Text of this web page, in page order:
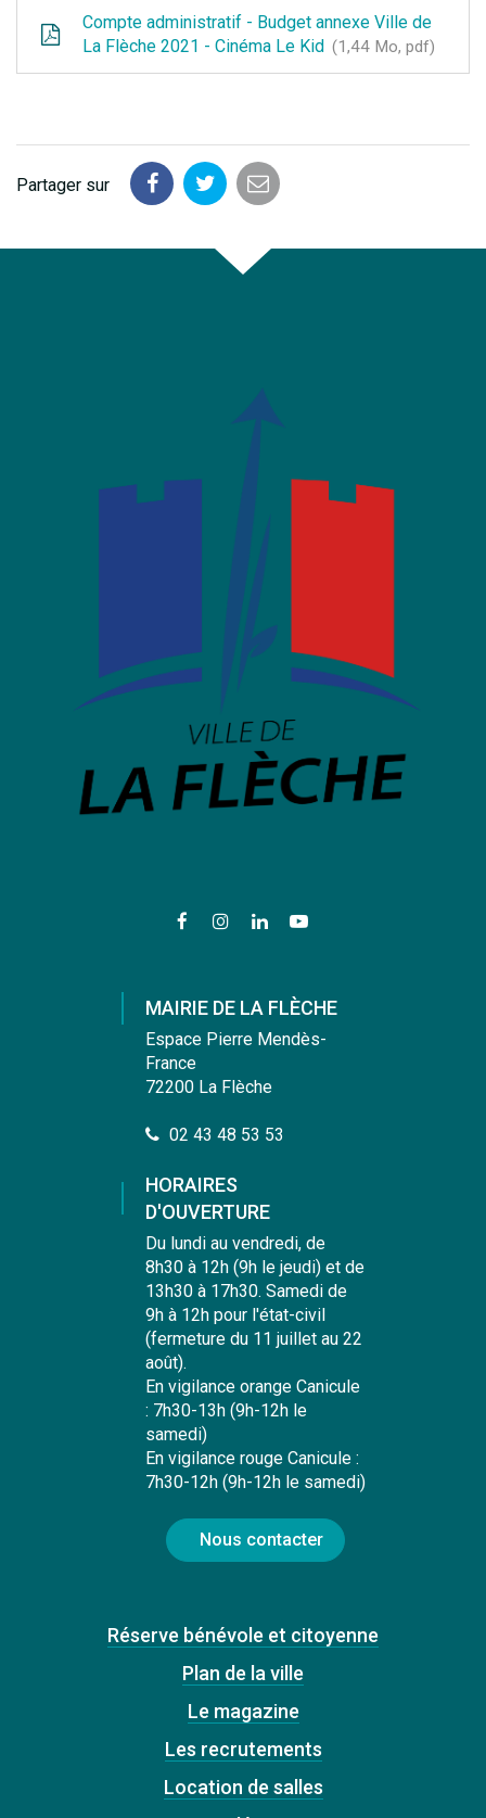
Compte administratif - Budget annexe Ville de
La Flèche 2021 - Cinéma Le Kid
1,44 Mo, pdf
Partager sur
Partager
Facebook
Partager
Twitter
Partager
email
Lien
compte
Lien
compte
Lien
compte
chaîne
MAIRIE DE LA FLÈCHE
Espace Pierre Mendès-
France
72200 La Flèche
02 43 48 53 53
HORAIRES
D'OUVERTURE
Du lundi au vendredi, de
8h30 à 12h (9h le jeudi) et de
13h30 à 17h30. Samedi de
9h à 12h pour l'état-civil
(fermeture du 11 juillet au 22
août).
En vigilance orange Canicule
: 7h30-13h (9h-12h le
samedi)
En vigilance rouge Canicule :
7h30-12h (9h-12h le samedi)
Nous contacter
Réserve bénévole et citoyenne
Plan de la ville
Le magazine
Les recrutements
Location de salles